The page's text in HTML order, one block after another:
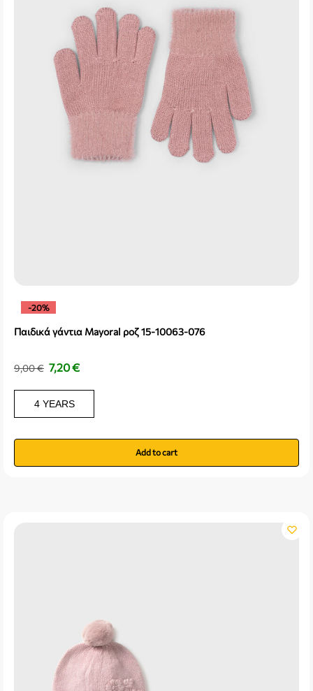
-20%
Παιδικά γάντια Mayoral ροζ 15-10063-076
9,00€ 7,20€
4 YEARS
Add to cart